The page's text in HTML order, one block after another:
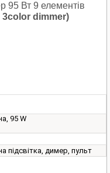
95 Вт 9 елементів
3color dimmer)
95 W
підсвітка, димер, пульт